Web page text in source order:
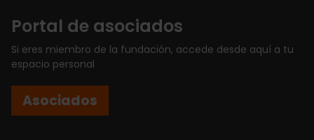
Portal de asociados
Si eres miembro de la fundación, accede desde aquí a tu
espacio personal
Asociados